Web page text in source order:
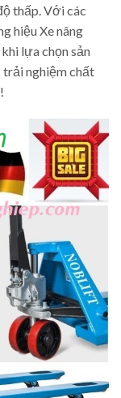
thấp. Với các
hiệu Xe nâng
lựa chọn sản
trải nghiệm chất